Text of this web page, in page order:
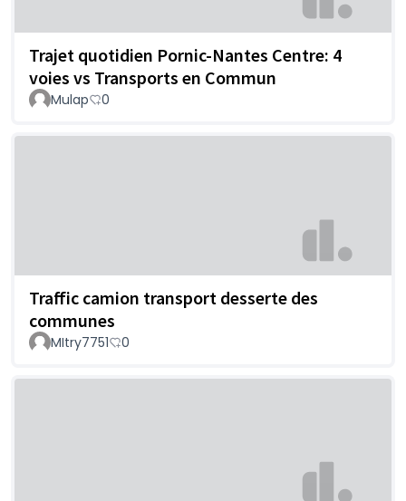
Trajet quotidien Pornic-Nantes Centre: 4
voies vs Transports en Commun
Mulap 0
Traffic camion transport desserte des
communes
MItry7751 0